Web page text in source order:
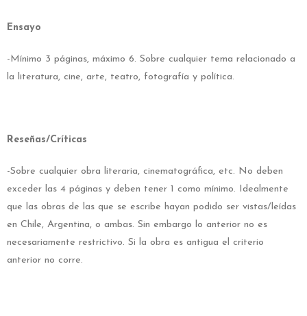
Ensayo
-Mínimo 3 páginas, máximo 6. Sobre cualquier tema relacionado a
la literatura, cine, arte, teatro, fotografía y política.
Reseñas/Críticas
-Sobre cualquier obra literaria, cinematográfica, etc. No deben
exceder las 4 páginas y deben tener 1 como mínimo. Idealmente
que las obras de las que se escribe hayan podido ser vistas/leídas
en Chile, Argentina, o ambas. Sin embargo lo anterior no es
necesariamente restrictivo. Si la obra es antigua el criterio
anterior no corre.